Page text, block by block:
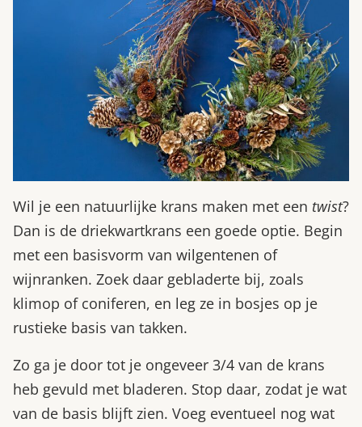
Wil je een natuurlijke krans maken met een twist?
Dan is de driekwartkrans een goede optie. Begin
met een basisvorm van wilgentenen of
wijnranken. Zoek daar gebladerte bij, zoals
klimop of coniferen, en leg ze in bosjes op je
rustieke basis van takken.
Zo ga je door tot je ongeveer 3/4 van de krans
heb gevuld met bladeren. Stop daar, zodat je wat
van de basis blijft zien. Voeg eventueel nog wat